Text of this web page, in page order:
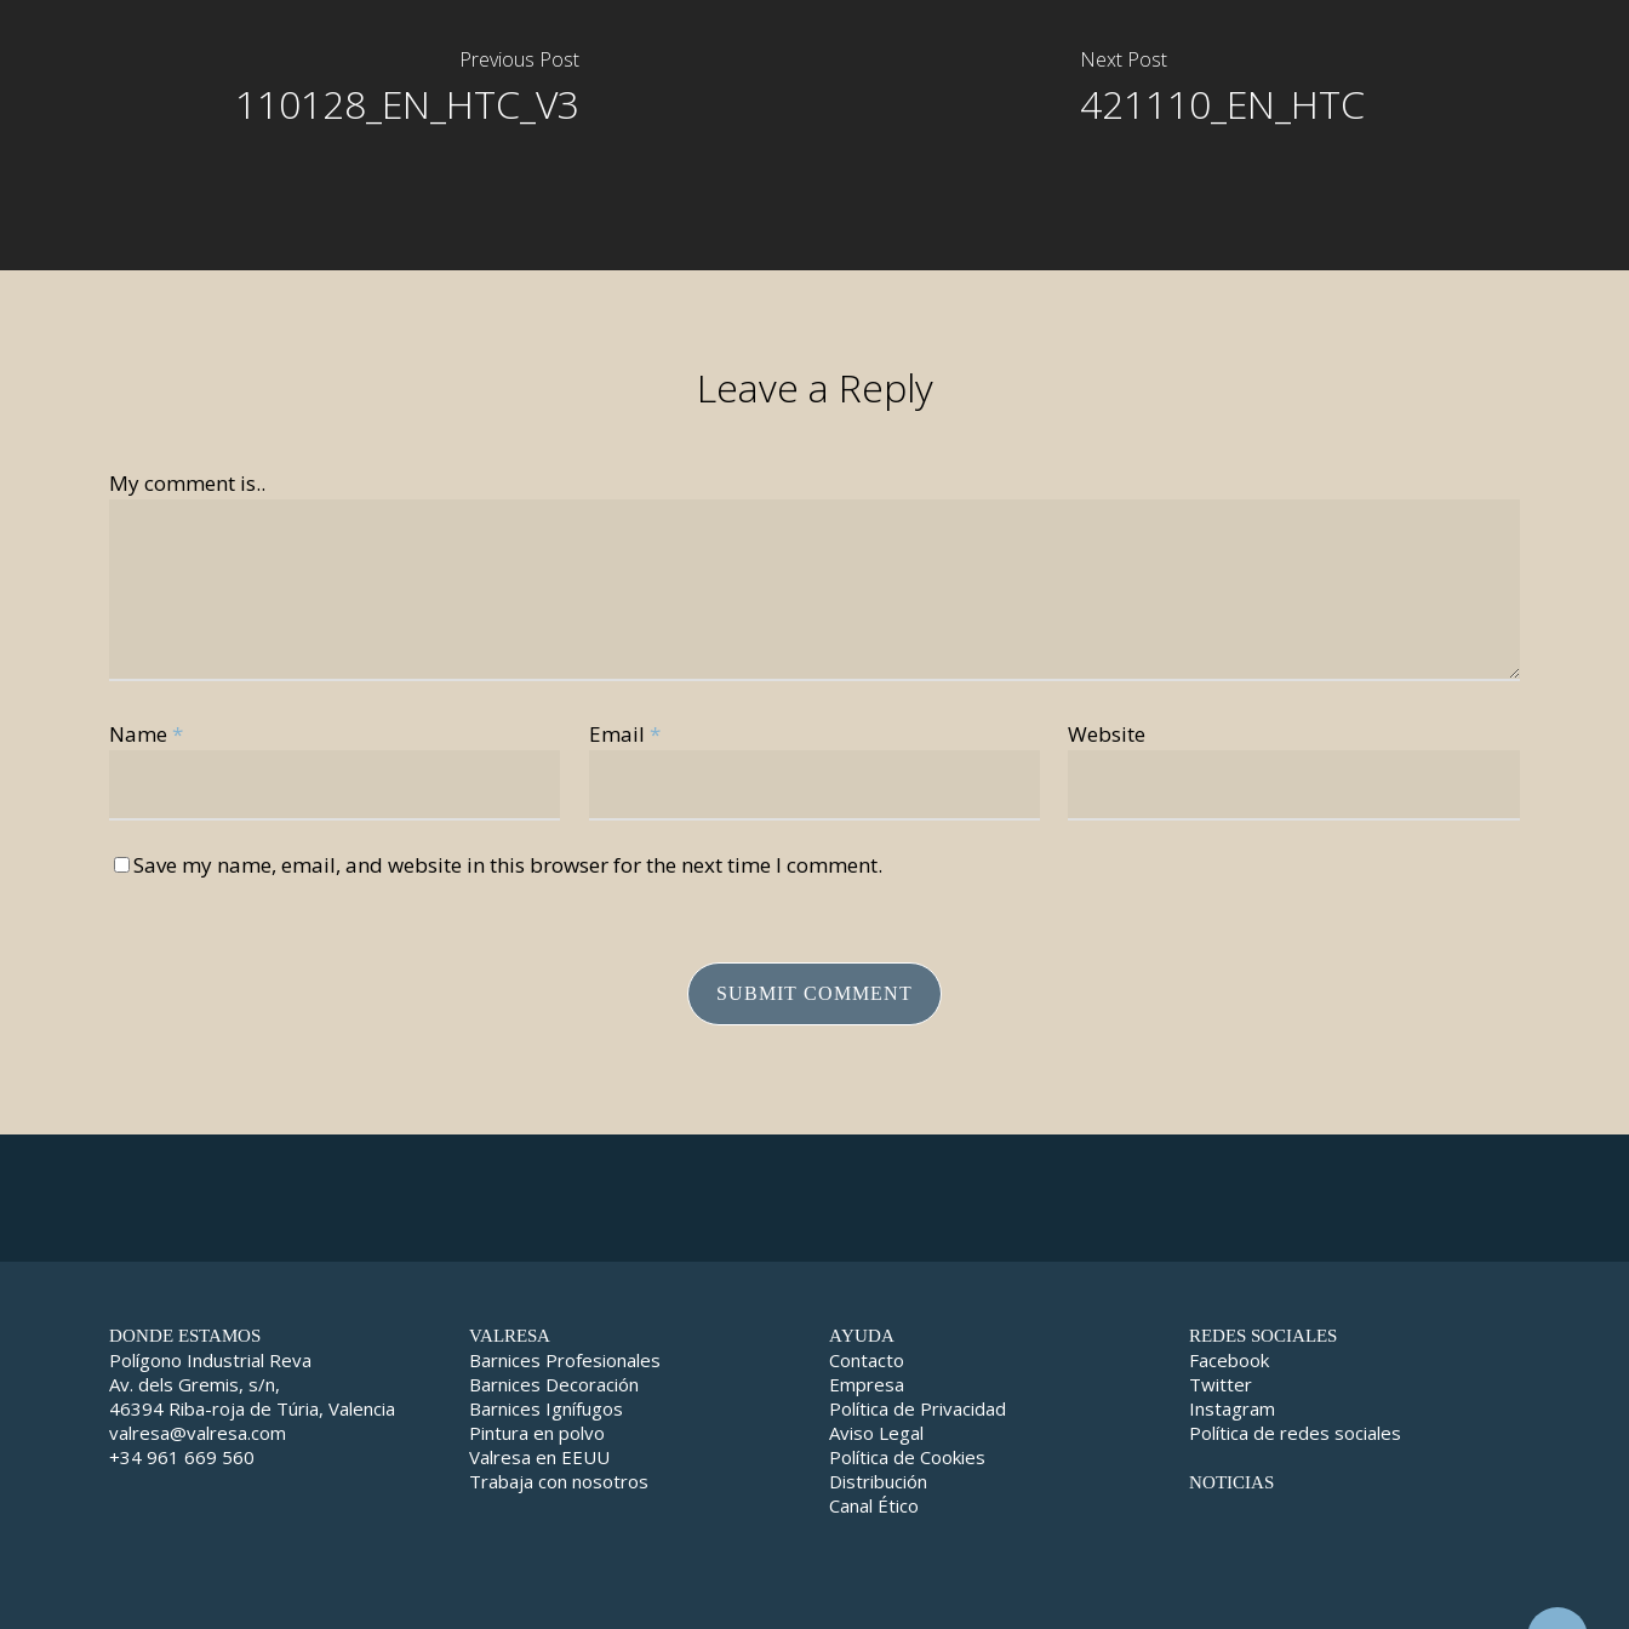
Previous Post
110128_EN_HTC_V3
Next Post
421110_EN_HTC
Leave a Reply
My comment is..
Name * Email * Website
Save my name, email, and website in this browser for the next time I comment.
DONDE ESTAMOS
Polígono Industrial Reva
Av. dels Gremis, s/n,
46394 Riba-roja de Túria, Valencia
valresa@valresa.com
+34 961 669 560
VALRESA
Barnices Profesionales
Barnices Decoración
Barnices Ignífugos
Pintura en polvo
Valresa en EEUU
Trabaja con nosotros
AYUDA
Contacto
Empresa
Política de Privacidad
Aviso Legal
Política de Cookies
Distribución
Canal Ético
REDES SOCIALES
Facebook
Twitter
Instagram
Política de redes sociales
NOTICIAS